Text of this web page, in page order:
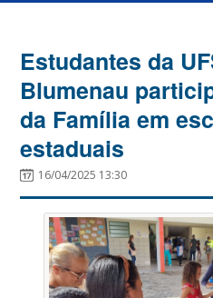
Estudantes da
Blumenau
da Família em
estaduais
16/04/2025 13:30